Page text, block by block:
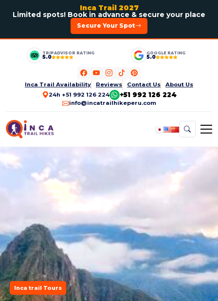
Inca Trail 2027
Limited spots! Book in advance & secure your place
Secure Your Spot
TRIPADVISOR RATING
5.0
GOOGLE RATING
5.0
Inca Trail Availability Reviews Contact Us
About Us
24h +51 992 126 224
+51 992 126 224
info@incatrailhikeperu.com
Inca trail Tours